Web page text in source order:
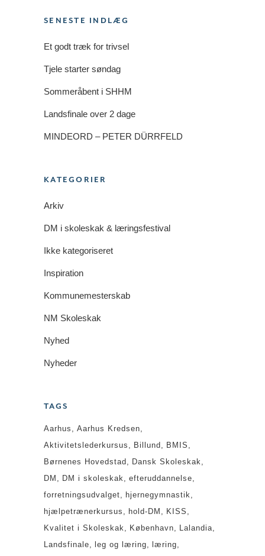
SENESTE INDLÆG
Et godt træk for trivsel
Tjele starter søndag
Sommeråbent i SHHM
Landsfinale over 2 dage
MINDEORD – PETER DÜRRFELD
KATEGORIER
Arkiv
DM i skoleskak & læringsfestival
Ikke kategoriseret
Inspiration
Kommunemesterskab
NM Skoleskak
Nyhed
Nyheder
TAGS
Aarhus
Aarhus Kredsen
Aktivitetslederkursus
Billund
BMIS
Børnenes Hovedstad
Dansk Skoleskak
DM
DM i skoleskak
efteruddannelse
forretningsudvalget
hjernegymnastik
hjælpetrænerkursus
hold-DM
KISS
Kvalitet i Skoleskak
København
Lalandia
Landsfinale
leg og læring
læring